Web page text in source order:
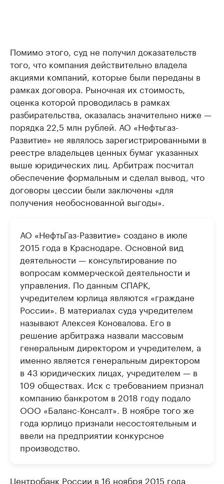
Помимо этого, суд не получил доказательств
того, что компания действительно владела
акциями компаний, которые были переданы в
рамках договора. Рыночная их стоимость,
оценка которой проводилась в рамках
разбирательства, оказалась значительно ниже —
порядка 22,5 млн рублей. АО «Нефтьгаз-
Развитие» не являлось зарегистрированными в
реестре владельцев ценных бумаг указанных
выше юридических лиц. Арбитраж посчитал
обеспечение формальным и сделал вывод, что
договоры цессии были заключены «для
получения необоснованной выгоды».
АО «НефтьГаз-Развитие» создано в июле
2015 года в Краснодаре. Основной вид
деятельности — консультирование по
вопросам коммерческой деятельности и
управления. По данным СПАРК,
учредителем юрлица являются «граждане
России». В материалах суда учредителем
называют Алексея Коновалова. Его в
решение арбитража назвали массовым
генеральным директором и учредителем, а
именно является генеральным директором
в 43 юридических лицах, учредителем — в
109 обществах. Иск с требованием признал
компанию банкротом в 2018 году подало
ООО «Баланс-Консалт». В ноябре того же
года юрлицо признали несостоятельным и
ввели на предприятии конкурсное
производство.
Центробанк России в 16 ноября 2015 года